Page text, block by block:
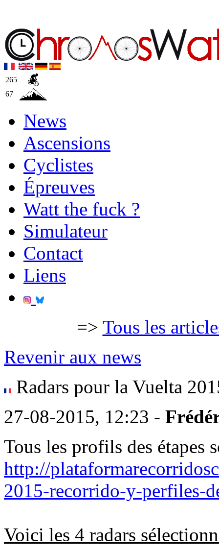
265
67
News
Ascensions
Cyclistes
Épreuves
Watt the fuck ?
Simulateur
Contact
Liens
=> Tous les
Revenir aux news
Radars pour la Vuelta
27-08-2015, 12:23 -
Tous les profils des étapes
http://
2015-recorrido-y-perfiles-
Voici les 4 radars